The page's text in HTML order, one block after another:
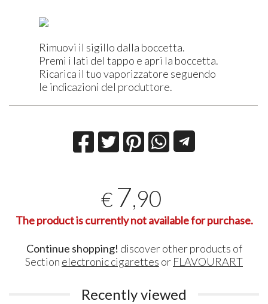
Rimuovi il sigillo dalla boccetta.
Premi i lati del tappo e apri la boccetta.
Ricarica il tuo vaporizzatore seguendo
le indicazioni del produttore.
€ 7,90
The product is currently not available for purchase.
Continue shopping! discover other products of
Section electronic cigarettes or FLAVOURART
Recently viewed